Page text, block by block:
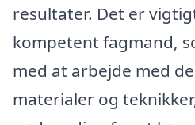
resultater. Det er
kompetent fagmand,
med at arbejde med
materialer og